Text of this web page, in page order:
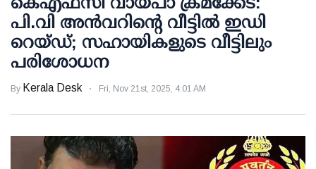
പി.വി അന്‍വറിന്റെ വീട്ടില്‍ ഇഡി
റെയ്ഡ്; സഹായികളുടെ വീട്ടിലും
പരിശോധന
By Kerala Desk Fri, Nov 21st, 2025, 4:01 AM